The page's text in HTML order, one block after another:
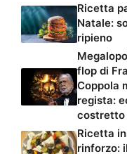
Ricetta
Natale:
ripieno
flop di
Coppola
regista:
costretto
Ricetta
rinforzo: